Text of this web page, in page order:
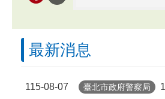
打詐臺北隊反詐宣導
最新消息
115-08-07 臺北市政府警察局